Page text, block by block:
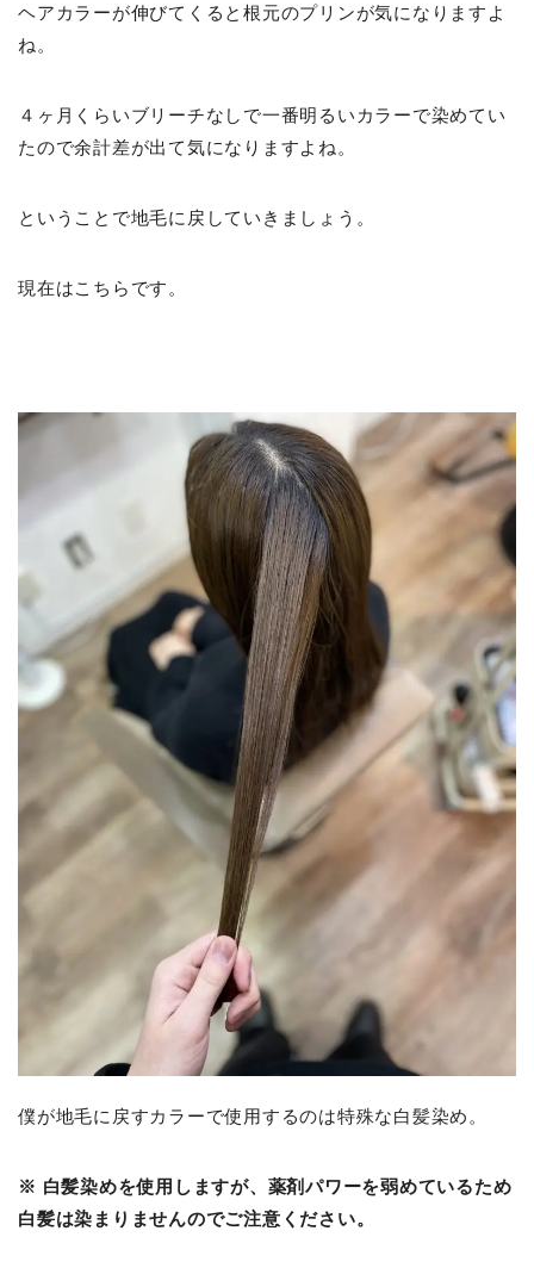
ヘアカラーが伸びてくると根元のプリンが気になりますよ
ね。
４ヶ月くらいブリーチなしで一番明るいカラーで染めてい
たので余計差が出て気になりますよね。
ということで地毛に戻していきましょう。
現在はこちらです。
僕が地毛に戻すカラーで使用するのは特殊な白髪染め。
※ 白髪染めを使用しますが、薬剤パワーを弱めているため
白髪は染まりませんのでご注意ください。